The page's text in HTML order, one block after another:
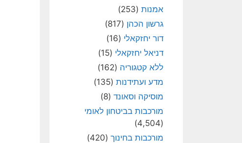
אמנות (253)
גרשון הכהן (817)
דור יחזקאלי (16)
דניאל יחזקאלי (15)
ללא קטגוריה (162)
מדע ועתידנות (135)
מוסיקה וסאונד (8)
מורכבות בביטחון לאומי
(4,504)
מורכבות בחינוך (420)